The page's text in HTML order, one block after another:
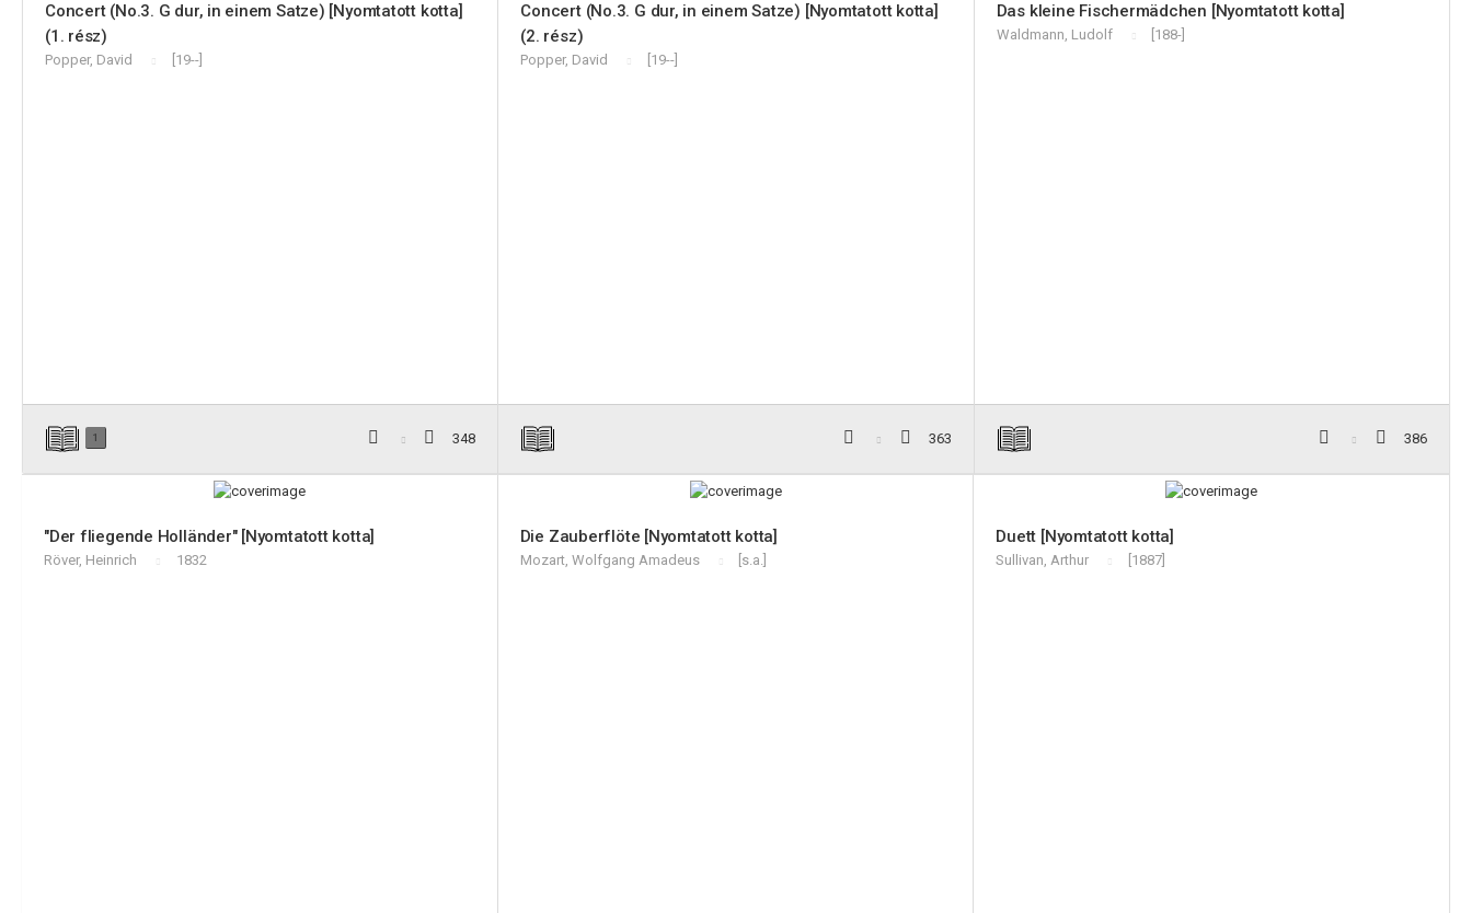
Concert (No.3. G dur, in einem Satze) [Nyomtatott kotta]
(1. rész)
Popper, David [19--]
1 348
Concert (No.3. G dur, in einem Satze) [Nyomtatott kotta]
(2. rész)
Popper, David [19--]
363
Das kleine Fischermädchen [Nyomtatott kotta]
Waldmann, Ludolf [188-]
386
"Der fliegende Holländer" [Nyomtatott kotta]
Röver, Heinrich 1832
Die Zauberflöte [Nyomtatott kotta]
Mozart, Wolfgang Amadeus [s.a.]
Duett [Nyomtatott kotta]
Sullivan, Arthur [1887]